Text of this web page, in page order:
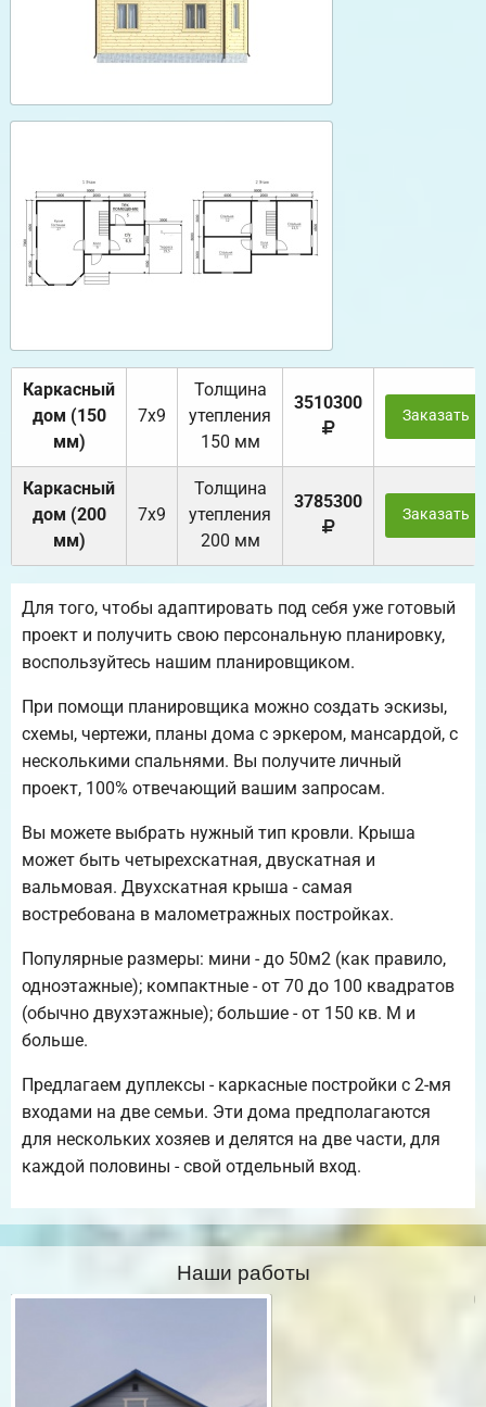
Каркасный
дом (150
мм)
7х9
Толщина
утепления
150 мм
3510300
Заказать
Каркасный
дом (200
мм)
7х9
Толщина
утепления
200 мм
3785300
Заказать
Для того, чтобы адаптировать под себя уже готовый
проект и получить свою персональную планировку,
воспользуйтесь нашим планировщиком.
При помощи планировщика можно создать эскизы,
схемы, чертежи, планы дома с эркером, мансардой, с
несколькими спальнями. Вы получите личный
проект, 100% отвечающий вашим запросам.
Вы можете выбрать нужный тип кровли. Крыша
может быть четырехскатная, двускатная и
вальмовая. Двухскатная крыша - самая
востребована в малометражных постройках.
Популярные размеры: мини - до 50м2 (как правило,
одноэтажные); компактные - от 70 до 100 квадратов
(обычно двухэтажные); большие - от 150 кв. М и
больше.
Предлагаем дуплексы - каркасные постройки с 2-мя
входами на две семьи. Эти дома предполагаются
для нескольких хозяев и делятся на две части, для
каждой половины - свой отдельный вход.
Наши работы